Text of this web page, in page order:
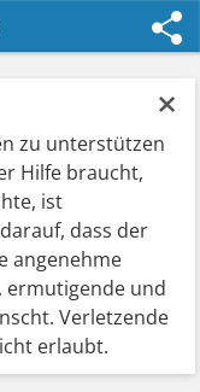
×
zu unterstützen
Hilfe braucht,
ist
dass der
angenehme
ermutigende und
Verletzende
erlaubt.